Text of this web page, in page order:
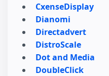
CxenseDisplay
Dianomi
Directadvert
DistroScale
Dot and Media
DoubleClick